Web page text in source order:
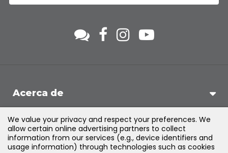
Acerca de
Soporte
Productos y soluciones
We value your privacy and respect your preferences. We
allow certain online advertising partners to collect
information from our services (e.g., device identifiers and
usage information) through technologies such as cookies